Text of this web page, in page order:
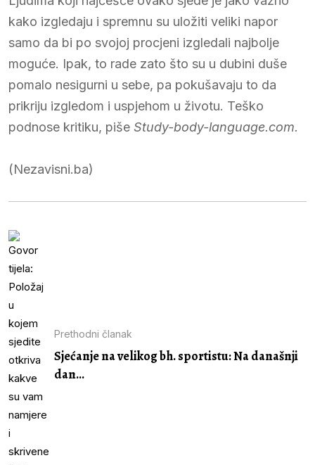
kako izgledaju i spremnu su uložiti veliki napor
samo da bi po svojoj procjeni izgledali najbolje
moguće. Ipak, to rade zato što su u dubini duše
pomalo nesigurni u sebe, pa pokušavaju to da
prikriju izgledom i uspjehom u životu. Teško
podnose kritiku, piše Study-body-language.com.
(Nezavisni.ba)
Prethodni članak
Sjećanje na velikog bh. sportistu: Na današnji
dan...